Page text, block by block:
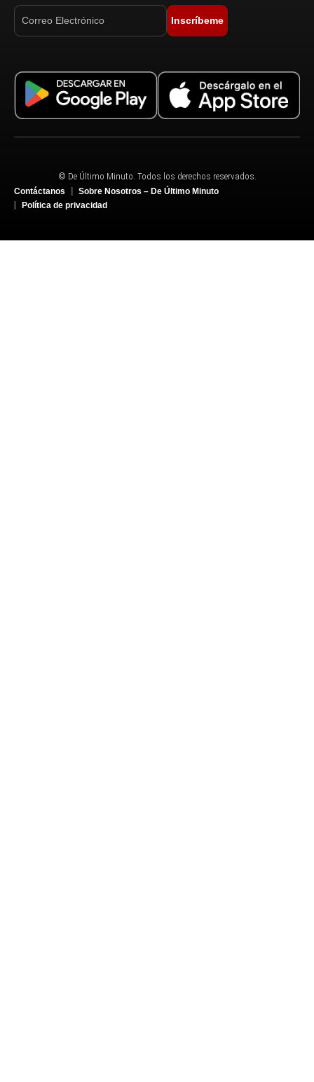
Inscríbeme
© De Último Minuto. Todos los derechos reservados.
Contáctanos
Sobre Nosotros – De Último Minuto
Política de privacidad